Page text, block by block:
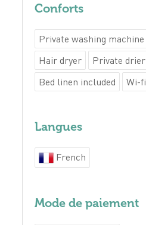
Conforts
Private washing machine
Hair dryer
Private drier
Bed linen included
Wi-fi
Langues
French
Mode de paiement